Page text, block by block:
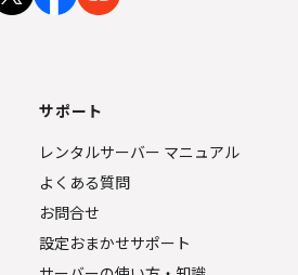
サポート
レンタルサーバー マニュアル
よくある質問
お問合せ
設定おまかせサポート